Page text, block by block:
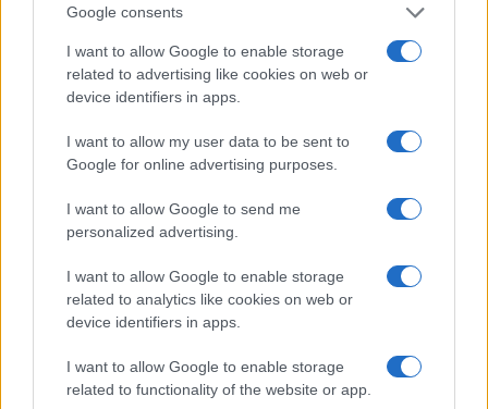
Google consents
I want to allow Google to enable storage
related to advertising like cookies on web or
device identifiers in apps.
I want to allow my user data to be sent to
Google for online advertising purposes.
I want to allow Google to send me
personalized advertising.
I want to allow Google to enable storage
related to analytics like cookies on web or
device identifiers in apps.
I want to allow Google to enable storage
related to functionality of the website or app.
Continua a leggere
GIOCHI